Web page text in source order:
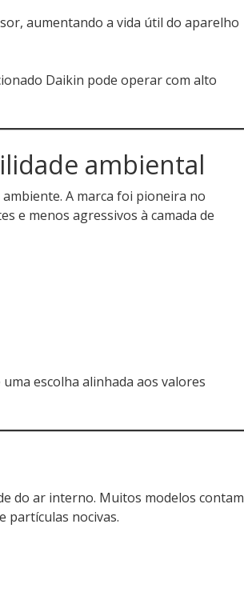
aumentando a vida útil do aparelho
Daikin pode operar com alto
ambiental
A marca foi pioneira no
e menos agressivos à camada de
escolha alinhada aos valores
do ar interno. Muitos modelos contam
partículas nocivas.